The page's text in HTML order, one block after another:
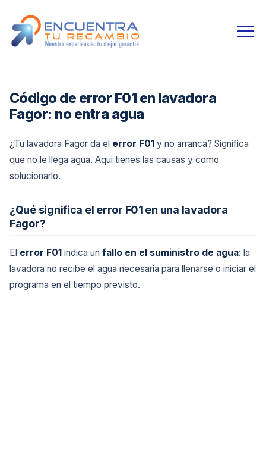
Código de error F01 en lavadora
Fagor: no entra agua
¿Tu lavadora Fagor da el error F01 y no arranca? Significa
que no le llega agua. Aqui tienes las causas y como
solucionarlo.
¿Qué significa el error F01 en una lavadora
Fagor?
El error F01 indica un fallo en el suministro de agua: la
lavadora no recibe el agua necesaria para llenarse o iniciar el
programa en el tiempo previsto.